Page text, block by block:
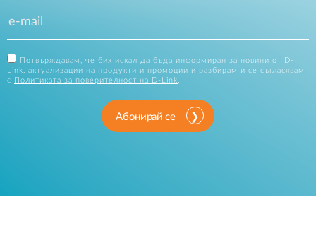
Потвърждавам, че бих искал да бъда информиран за новини от D-
Link, актуализации на продукти и промоции и разбирам и се съгласявам
с
Политиката за поверителност на D-Link
Абонирай се